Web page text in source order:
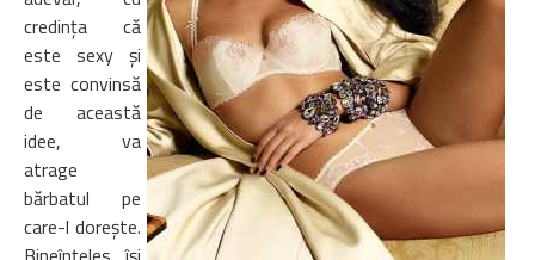
credinţa că
este sexy şi
este convinsă
de această
idee, va
atrage
bărbatul pe
care-l doreşte.